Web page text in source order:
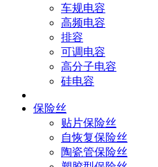
车规电容
高频电容
排容
可调电容
高分子电容
硅电容
保险丝
贴片保险丝
自恢复保险丝
陶瓷管保险丝